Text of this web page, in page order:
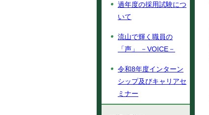
過年度の採用試験につ
いて
流山で輝く職員の
「声」 －VOICE－
令和8年度インターン
シップ及びキャリアセ
ミナー